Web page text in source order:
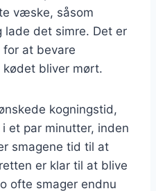
væske, såsom
lade det simre. Det er
at bevare
bliver mørt.
kogningstid,
et par minutter, inden
smagene tid til at
er klar til at blive
ofte smager endnu